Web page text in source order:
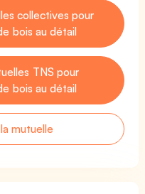
collectives pour
bois au détail
TNS pour
bois au détail
mutuelle